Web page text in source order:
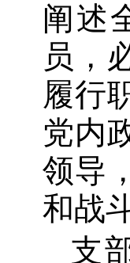
阐述
员，
履行
党内
领导
和战
支